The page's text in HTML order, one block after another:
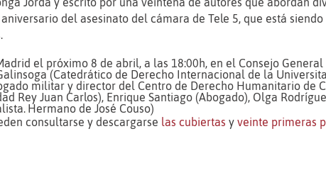
del asesinato del cámara de Tele 5, que está
el próximo 8 de abril, a las 18:00h, en el Consejo
(Catedrático de Derecho Internacional de la
militar y director del Centro de Derecho Humanitario de
Rey Juan Carlos), Enrique Santiago (Abogado), Olga
Hermano de José Couso)
consultarse y descargarse las cubiertas y veinte primeras